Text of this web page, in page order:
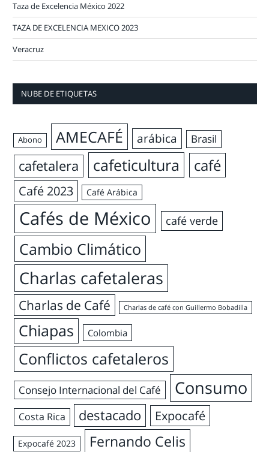
Taza de Excelencia México 2022
TAZA DE EXCELENCIA MEXICO 2023
Veracruz
NUBE DE ETIQUETAS
Abono AMECAFÉ arábica Brasil
cafetalera cafeticultura café
Café 2023 Café Arábica
Cafés de México café verde
Cambio Climático
Charlas cafetaleras
Charlas de Café Charlas de café con Guillermo Bobadilla
Chiapas Colombia
Conflictos cafetaleros
Consejo Internacional del Café Consumo
Costa Rica destacado Expocafé
Expocafé 2023 Fernando Celis